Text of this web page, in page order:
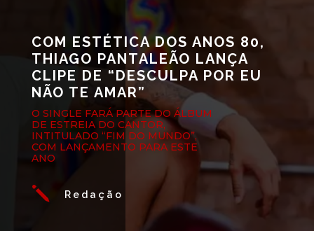
COM ESTÉTICA DOS ANOS 80,
THIAGO PANTALEÃO LANÇA
CLIPE DE “DESCULPA POR EU
NÃO TE AMAR”
O SINGLE FARÁ PARTE DO ÁLBUM
DE ESTREIA DO CANTOR,
INTITULADO “FIM DO MUNDO”,
COM LANÇAMENTO PARA ESTE
ANO
j Redação